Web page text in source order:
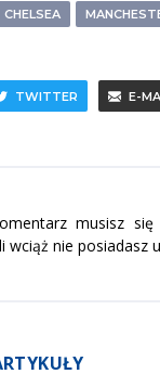
CHELSEA
TWITTER E-
musisz się
wciąż nie posiadasz